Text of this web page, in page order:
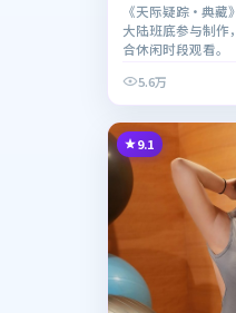
《天际疑踪·典藏
大陆班底参与制作
合休闲时段观看。
5.6万
9.1